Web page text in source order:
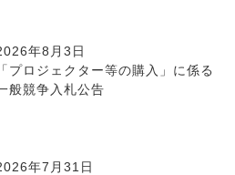
年8月3日
「プロジェクター等の購入」に係る
般競争入札公告
年7月31日